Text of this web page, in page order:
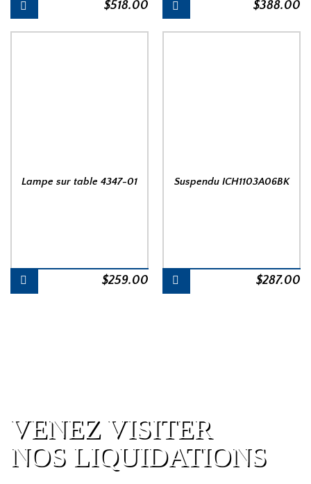
$518.00 $388.00
Lampe sur table 4347-01
$259.00
Suspendu ICH1103A06BK
$287.00
VENEZ VISITER
NOS LIQUIDATIONS